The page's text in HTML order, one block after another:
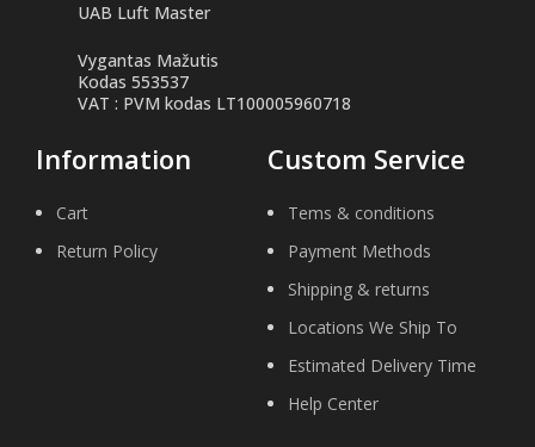
UAB Luft Master
Vygantas Mažutis
Kodas 553537
VAT : PVM kodas LT100005960718
Information
Cart
Return Policy
Custom Service
Tems & conditions
Payment Methods
Shipping & returns
Locations We Ship To
Estimated Delivery Time
Help Center